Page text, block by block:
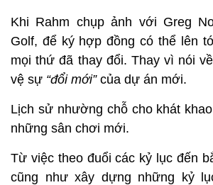
Khi Rahm chụp ảnh với Greg
Golf, để ký hợp đồng có thể lên
mọi thứ đã thay đổi. Thay vì nói
vệ sự “đổi mới”của dự án mới.
Lịch sử nhường chỗ cho khát
những sân chơi mới.
Từ việc theo đuổi các kỷ lục đến
cũng như xây dựng những kỷ